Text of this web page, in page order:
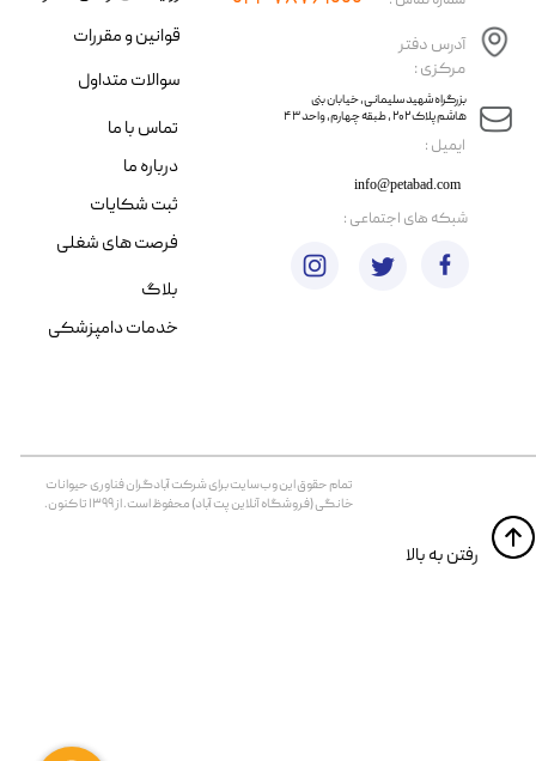
​ایمیل :
آدرس دفتر
مرکزی :
info@petabad.com
​​بزرگراه شهید سلیمانی، خیابان بنی
هاشم پلاک ۲۰۲ ، طبقه چهارم، واحد ۴۳
تمام حقوق اين وب‌سايت برای شرکت آبادگران فناوری حیوانات
خانگی (فروشگاه آنلاین پت آباد) محفوظ است. از ۱۳۹۹ تا کنون.
​​رفتن به بالا
قوانین و مقررات
سوالات متداول
تماس با ما
درباره ما
ثبت شکایات
فرصت های شغلی
​شبکه های اجتماعی :
بلاگ
خدمات دامپزشکی